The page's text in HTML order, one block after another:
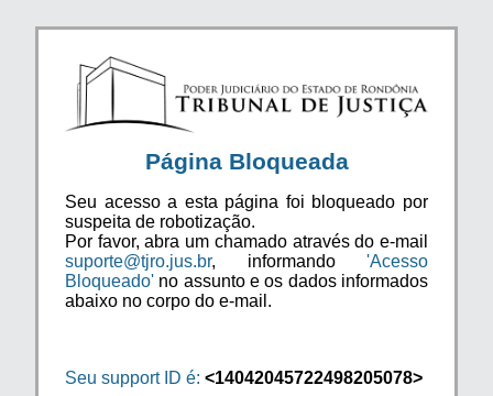
Página Bloqueada
Seu acesso a esta página foi bloqueado por
suspeita de robotização.
Por favor, abra um chamado através do e-mail
suporte@tjro.jus.br, informando 'Acesso
Bloqueado' no assunto e os dados informados
abaixo no corpo do e-mail.
Seu support ID é: <14042045722498205078>